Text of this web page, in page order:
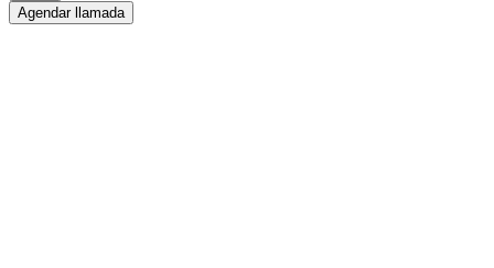
Agendar llamada